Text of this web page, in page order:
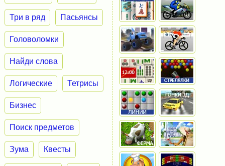
Три в ряд Пасьянсы
Головоломки
Найди слова
Логические Тетрисы
Бизнес
Поиск предметов
Зума Квесты